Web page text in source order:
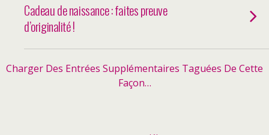
Cadeau de naissance : faites preuve
d’originalité !
Charger Des Entrées Supplémentaires Taguées De Cette
Façon…